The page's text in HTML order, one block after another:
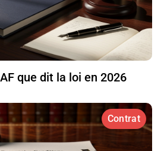
que dit la loi en 2026
Contrat